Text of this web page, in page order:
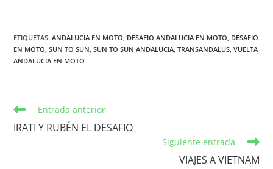
ETIQUETAS:ANDALUCIA EN MOTO DESAFIO ANDALUCIA EN MOTO DESAFIO
EN MOTO SUN TO SUN SUN TO SUN ANDALUCIA TRANSANDALUS VUELTA
ANDALUCIA EN MOTO
Leer
artículos
Entrada anterior
IRATI Y RUBÉN EL DESAFIO
Siguiente entrada
VIAJES A VIETNAM